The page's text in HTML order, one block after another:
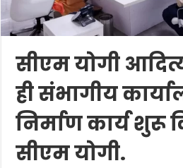
सीएम योगी
ही संभागीय
निर्माण कार्य शुरू
सीएम योगी.